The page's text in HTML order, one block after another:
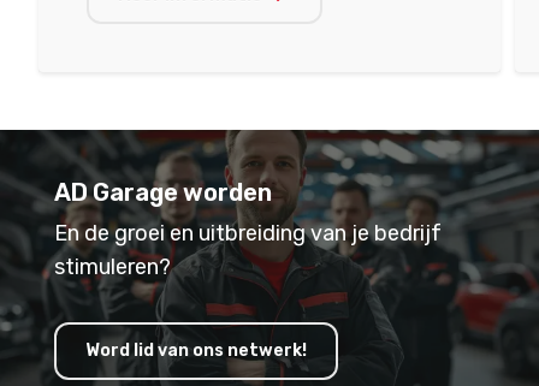
AD Garage worden
En de groei en uitbreiding van je bedrijf
stimuleren?
Word lid van ons netwerk!